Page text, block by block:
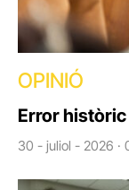
OPINIÓ
Error històric
30 - juliol - 2026 ·